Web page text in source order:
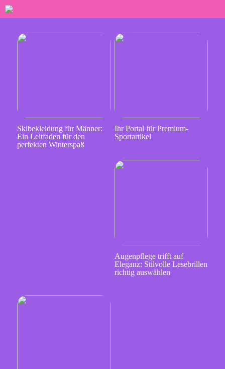
Skibekleidung für Männer:
Ein Leitfaden für den
perfekten Winterspaß
Ihr Portal für Premium-
Sportartikel
Augenpflege trifft auf
Eleganz: Stilvolle Lesebrillen
richtig auswählen